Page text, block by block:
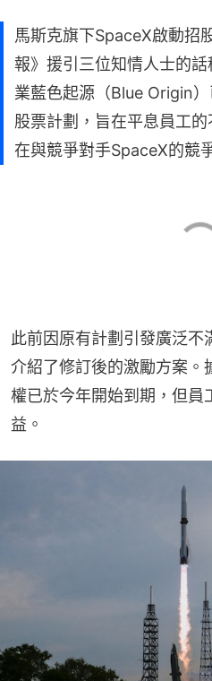
馬斯克旗下SpaceX啟動招
報》援引三位知情人士的
業藍色起源（Blue Origin
股票計劃，旨在平息員工
在與競爭對手SpaceX的競
此前因原有計劃引發廣泛不
介紹了修訂後的激勵方案。
權已於今年開始到期，但員
益。